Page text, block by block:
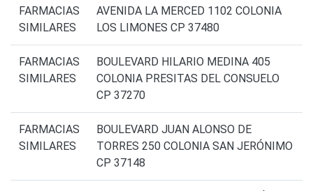
FARMACIAS
SIMILARES
AVENIDA LA MERCED 1102 COLONIA
LOS LIMONES CP 37480
FARMACIAS
SIMILARES
BOULEVARD HILARIO MEDINA 405
COLONIA PRESITAS DEL CONSUELO
CP 37270
FARMACIAS
SIMILARES
BOULEVARD JUAN ALONSO DE
TORRES 250 COLONIA SAN JERÓNIMO
CP 37148